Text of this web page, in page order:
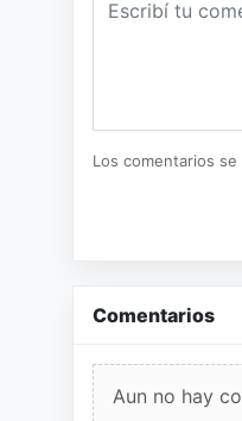
Los comentarios
Comentarios
Aun no hay